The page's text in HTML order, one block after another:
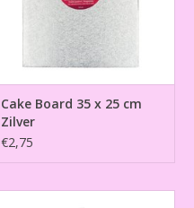
Cake Board 35 x 25 cm
Zilver
€2,75